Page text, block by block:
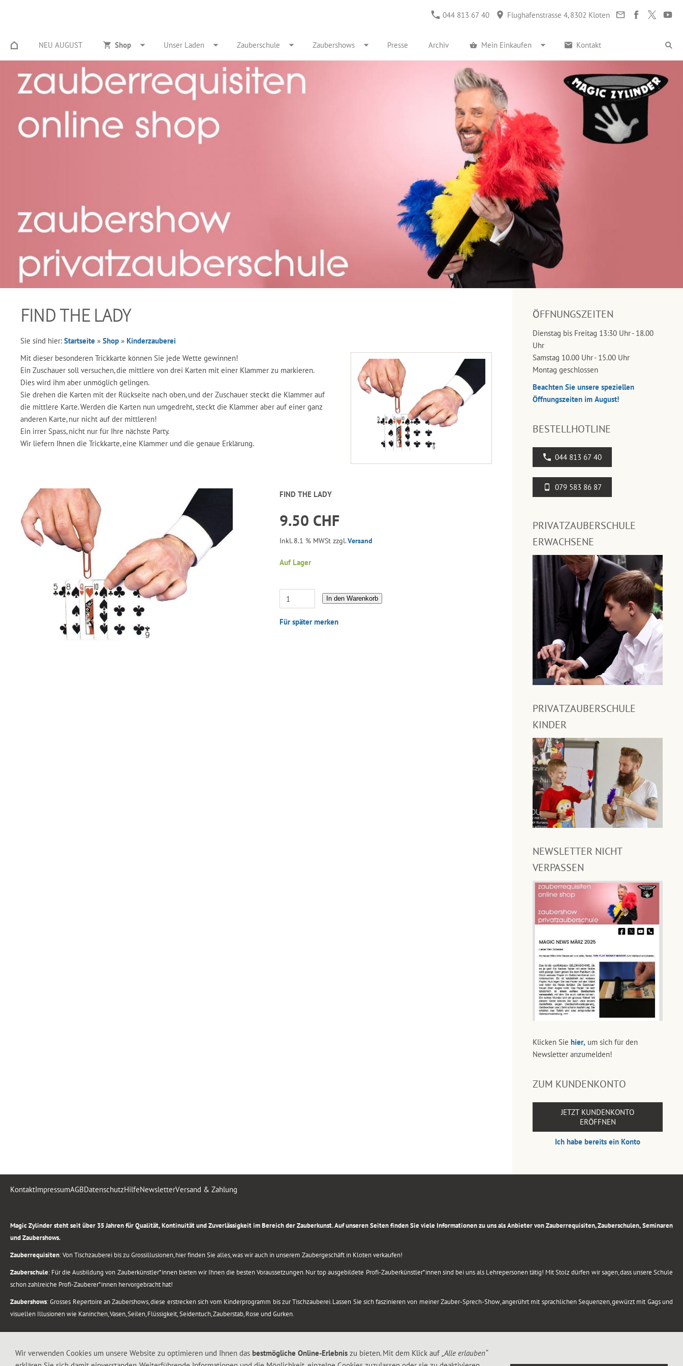
044 813 67 40 Flughafenstrasse 4, 8302 Kloten
NEU AUGUST Shop Unser Laden Zauberschule Zaubershows Presse Archiv Mein Einkaufen Kontakt
FIND THE LADY
Sie sind hier: Startseite » Shop » Kinderzauberei
Mit dieser besonderen Trickkarte können Sie jede Wette gewinnen!
Ein Zuschauer soll versuchen, die mittlere von drei Karten mit einer Klammer zu markieren.
Dies wird ihm aber unmöglich gelingen.
Sie drehen die Karten mit der Rückseite nach oben, und der Zuschauer steckt die Klammer auf
die mittlere Karte. Werden die Karten nun umgedreht, steckt die Klammer aber auf einer ganz
anderen Karte, nur nicht auf der mittleren!
Ein irrer Spass, nicht nur für Ihre nächste Party.
Wir liefern Ihnen die Trickkarte, eine Klammer und die genaue Erklärung.
FIND THE LADY
9.50 CHF
Inkl. 8.1 % MWSt zzgl.Versand
Auf Lager
In den Warenkorb
Für später merken
ÖFFNUNGSZEITEN
Dienstag bis Freitag 13:30 Uhr - 18.00
Uhr
Samstag 10.00 Uhr - 15.00 Uhr
Montag geschlossen
Beachten Sie unsere speziellen
Öffnungszeiten im August!
BESTELLHOTLINE
044 813 67 40
079 583 86 87
PRIVATZAUBERSCHULE
ERWACHSENE
PRIVATZAUBERSCHULE
KINDER
NEWSLETTER NICHT
VERPASSEN
Klicken Sie hier, um sich für den
Newsletter anzumelden!
ZUM KUNDENKONTO
JETZT KUNDENKONTO
ERÖFFNEN
Ich habe bereits ein Konto
KontaktImpressumAGBDatenschutzHilfeNewsletterVersand & Zahlung
Magic Zylinder steht seit über 35 Jahren für Qualität, Kontinuität und Zuverlässigkeit im Bereich der Zauberkunst. Auf unseren Seiten finden Sie viele Informationen zu uns als Anbieter von Zauberrequisiten, Zauberschulen, Seminaren
und Zaubershows.
Zauberrequisiten: Von Tischzauberei bis zu Grossillusionen, hier finden Sie alles, was wir auch in unserem Zaubergeschäft in Kloten verkaufen!
Zauberschule: Für die Ausbildung von Zauberkünstler*innen bieten wir Ihnen die besten Voraussetzungen. Nur top ausgebildete Profi-Zauberkünstler*innen sind bei uns als Lehrepersonen tätig! Mit Stolz dürfen wir sagen, dass unsere Schule
schon zahlreiche Profi-Zauberer*innen hervorgebracht hat!
Zaubershows: Grosses Repertoire an Zaubershows, diese erstrecken sich vom Kinderprogramm bis zur Tischzauberei. Lassen Sie sich faszinieren von meiner Zauber-Sprech-Show, angerührt mit sprachlichen Sequenzen, gewürzt mit Gags und
visuellen Illusionen wie Kaninchen, Vasen, Seilen, Flüssigkeit, Seidentuch, Zauberstab, Rose und Gurken.
.
Alle Rechte vorbehalten. © 1988-2026 Magic Zylinder
Wir verwenden Cookies um unsere Website zu optimieren und Ihnen das bestmögliche Online-Erlebnis zu bieten. Mit dem Klick auf „Alle erlauben“